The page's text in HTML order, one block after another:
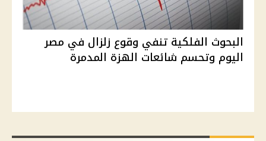
البحوث الفلكية تنفي وقوع زلزال في مصر
اليوم وتحسم شائعات الهزة المدمرة